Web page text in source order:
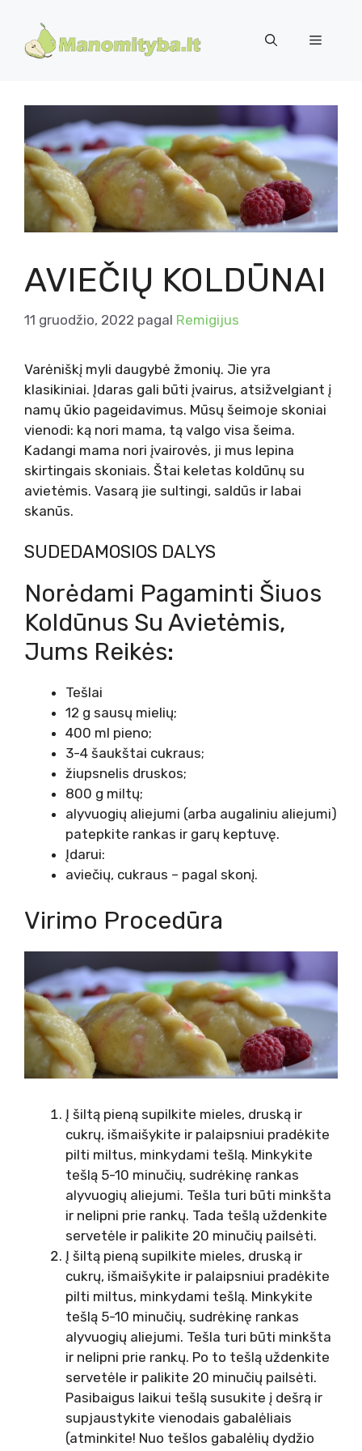
turinio
Meniu
AVIEČIŲ KOLDŪNAI
11 gruodžio, 2022 pagal Remigijus
Varėniškį myli daugybė žmonių. Jie yra
klasikiniai. Įdaras gali būti įvairus, atsižvelgiant į
namų ūkio pageidavimus. Mūsų šeimoje skoniai
vienodi: ką nori mama, tą valgo visa šeima.
Kadangi mama nori įvairovės, ji mus lepina
skirtingais skoniais. Štai keletas koldūnų su
avietėmis. Vasarą jie sultingi, saldūs ir labai
skanūs.
SUDEDAMOSIOS DALYS
Norėdami Pagaminti Šiuos
Koldūnus Su Avietėmis,
Jums Reikės:
Tešlai
12 g sausų mielių;
400 ml pieno;
3-4 šaukštai cukraus;
žiupsnelis druskos;
800 g miltų;
alyvuogių aliejumi (arba augaliniu aliejumi)
patepkite rankas ir garų keptuvę.
Įdarui:
aviečių, cukraus – pagal skonį.
Virimo Procedūra
Į šiltą pieną supilkite mieles, druską ir
cukrų, išmaišykite ir palaipsniui pradėkite
pilti miltus, minkydami tešlą. Minkykite
tešlą 5-10 minučių, sudrėkinę rankas
alyvuogių aliejumi. Tešla turi būti minkšta
ir nelipni prie rankų. Tada tešlą uždenkite
servetėle ir palikite 20 minučių pailsėti.
Į šiltą pieną supilkite mieles, druską ir
cukrų, išmaišykite ir palaipsniui pradėkite
pilti miltus, minkydami tešlą. Minkykite
tešlą 5-10 minučių, sudrėkinę rankas
alyvuogių aliejumi. Tešla turi būti minkšta
ir nelipni prie rankų. Po to tešlą uždenkite
servetėle ir palikite 20 minučių pailsėti.
Pasibaigus laikui tešlą susukite į dešrą ir
supjaustykite vienodais gabalėliais
(atminkite! Nuo tešlos gabalėlių dydžio